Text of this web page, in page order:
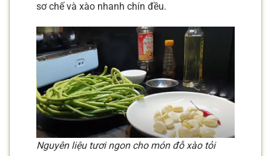
sơ chế và xào nhanh chín đều.
Nguyên liệu tươi ngon cho món đỗ xào tỏi